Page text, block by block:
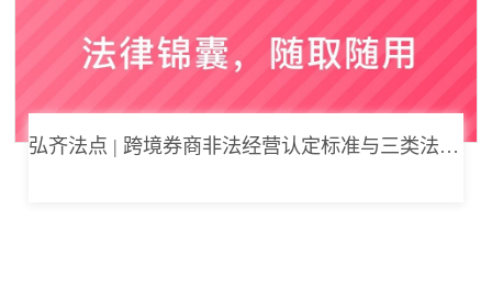
弘齐法点 | 跨境券商非法经营认定标准与三类法律风险边界